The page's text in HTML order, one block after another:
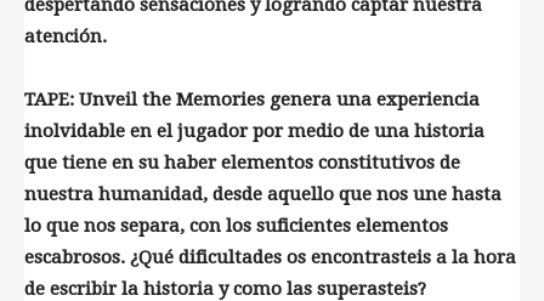
despertando sensaciones y logrando captar nuestra
atención.
TAPE: Unveil the Memories genera una experiencia
inolvidable en el jugador por medio de una historia
que tiene en su haber elementos constitutivos de
nuestra humanidad, desde aquello que nos une hasta
lo que nos separa, con los suficientes elementos
escabrosos. ¿Qué dificultades os encontrasteis a la hora
de escribir la historia y como las superasteis?